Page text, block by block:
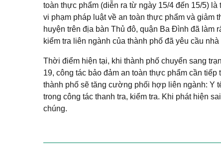
toàn thực phẩm (diễn ra từ ngày 15/4 đến 15/5)
vi phạm pháp luật về an toàn thực phẩm và giảm
huyện trên địa bàn Thủ đô, quận Ba Đình đã làm
kiểm tra liên ngành của thành phố đã yêu cầu
Thời điểm hiện tại, khi thành phố chuyển sang
19, công tác bảo đảm an toàn thực phẩm cần
thành phố sẽ tăng cường phối hợp liên ngành:
trong công tác thanh tra, kiểm tra. Khi phát hiện
chúng.